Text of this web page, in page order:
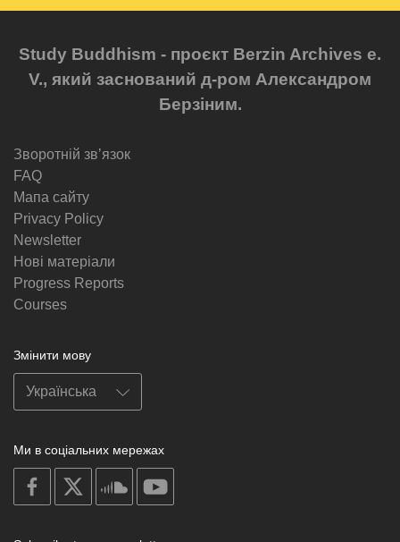
Study Buddhism - проєкт Berzin Archives e.
V., який заснований д-ром Александром
Берзіним.
Зворотній звʼязок
FAQ
Мапа сайту
Privacy Policy
Newsletter
Нові матеріали
Progress Reports
Courses
Змінити мову
Ми в соціальних мережах
on
facebook
soundcloud